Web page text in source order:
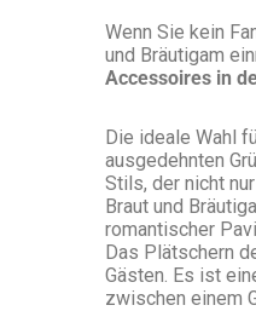
Wenn Sie kein
und Bräutigam
Accessoires in
Die ideale Wahl
ausgedehnten
Stils, der nicht
Braut und
romantischer
Das Plätschern
Gästen. Es ist
zwischen einem